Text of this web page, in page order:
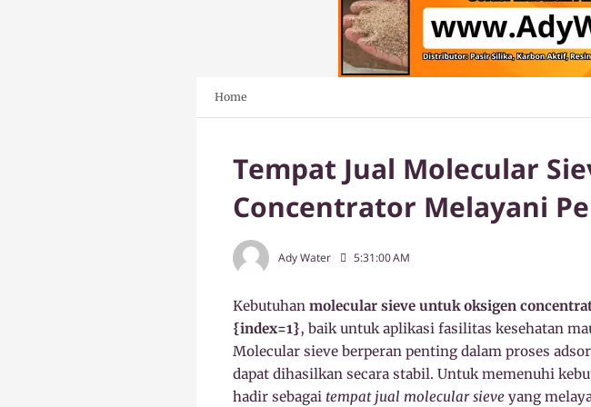
Home
Tempat Jual Molecular
Concentrator Melayani
Ady Water 5:31:00 AM
Kebutuhan molecular sieve untuk oksigen
{index=1}, baik untuk aplikasi fasilitas kesehatan
Molecular sieve berperan penting dalam proses
dapat dihasilkan secara stabil. Untuk memenuhi
hadir sebagai tempat jual molecular sieve yang